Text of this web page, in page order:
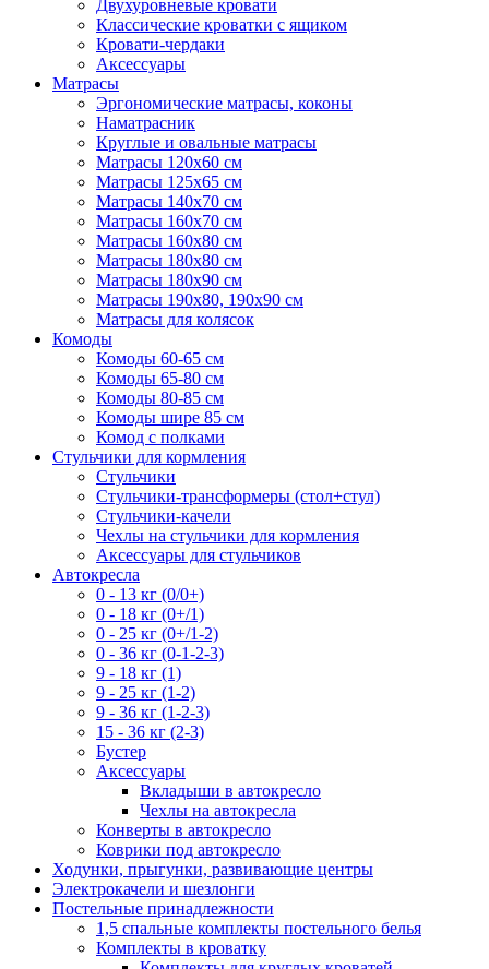
Двухуровневые кровати
Классические кроватки с ящиком
Кровати-чердаки
Аксессуары
Матрасы
Эргономические матрасы, коконы
Наматрасник
Круглые и овальные матрасы
Матрасы 120х60 см
Матрасы 125х65 см
Матрасы 140х70 см
Матрасы 160х70 см
Матрасы 160х80 см
Матрасы 180х80 см
Матрасы 180х90 см
Матрасы 190х80, 190х90 см
Матрасы для колясок
Комоды
Комоды 60-65 см
Комоды 65-80 см
Комоды 80-85 см
Комоды шире 85 см
Комод с полками
Стульчики для кормления
Стульчики
Стульчики-трансформеры (стол+стул)
Стульчики-качели
Чехлы на стульчики для кормления
Аксессуары для стульчиков
Автокресла
0 - 13 кг (0/0+)
0 - 18 кг (0+/1)
0 - 25 кг (0+/1-2)
0 - 36 кг (0-1-2-3)
9 - 18 кг (1)
9 - 25 кг (1-2)
9 - 36 кг (1-2-3)
15 - 36 кг (2-3)
Бустер
Аксессуары
Вкладыши в автокресло
Чехлы на автокресла
Конверты в автокресло
Коврики под автокресло
Ходунки, прыгунки, развивающие центры
Электрокачели и шезлонги
Постельные принадлежности
1,5 спальные комплекты постельного белья
Комплекты в кроватку